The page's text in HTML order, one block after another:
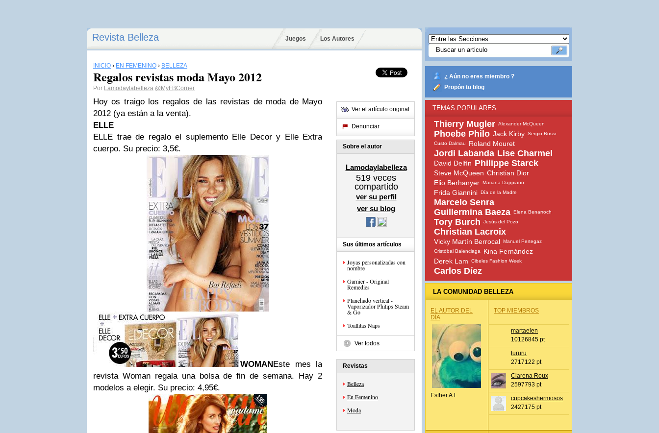
Revista Belleza Juegos Los Autores
INICIO › EN FEMENINO › BELLEZA
Regalos revistas moda Mayo 2012
Por Lamodaylabelleza @MyFBCorner
Hoy os traigo los regalos de las revistas de moda de Mayo
2012 (ya están a la venta).
ELLE
ELLE trae de regalo el suplemento Elle Decor y Elle Extra
cuerpo. Su precio: 3,5€.
WOMANEste mes la
revista Woman regala una bolsa de fin de semana. Hay 2
modelos a elegir. Su precio: 4,95€.
Ver el artículo original
Denunciar
Sobre el autor
Lamodaylabelleza
519 veces
compartido
ver su perfil
ver su blog
Sus últimos artículos
Joyas personalizadas con
nombre
Garnier - Original
Remedies
Planchado vertical -
Vaporizador Philips Steam
& Go
Toallitas Naps
Ver todos
Revistas
Belleza
En Femenino
Moda
¿ Aún no eres miembro ?
Propón tu blog
TEMAS POPULARES
Thierry Mugler Alexander McQueen
Phoebe Philo Jack Kirby Sergio Rossi
Custo Dalmau
Roland Mouret
Jordi Labanda Lise Charmel
David Delfín Philippe Starck
Steve McQueen Christian Dior
Elio Berhanyer Mariana Dappiano
Frida Giannini Día de la Madre
Marcelo Senra
Guillermina Baeza Elena Benarroch
Tory Burch Jesús del Pozo
Christian Lacroix
Vicky Martín Berrocal Manuel Pertegaz
Cristóbal Balenciaga
Kina Fernández
Derek Lam
Cibeles Fashion Week
Carlos Díez
LA COMUNIDAD BELLEZA
EL AUTOR DEL
DÍA
Esther A.l.
TOP MIEMBROS
martaelen
10126845 pt
tururu
2717122 pt
Clarena Roux
2597793 pt
cupcakeshermosos
2427175 pt